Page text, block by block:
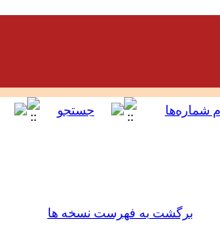
برگشت به فهرست نسخه ها